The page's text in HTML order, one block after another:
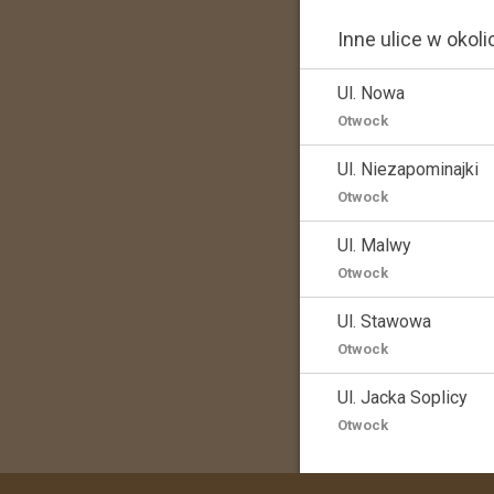
Inne ulice w
Ul. Nowa
Otwock
Ul. Niezapominajki
Otwock
Ul. Malwy
Otwock
Ul. Stawowa
Otwock
Ul. Jacka Soplicy
Otwock